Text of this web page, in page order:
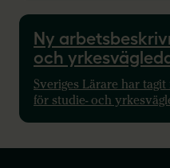
Ny
och
Sveriges Lärare har
för studie- och